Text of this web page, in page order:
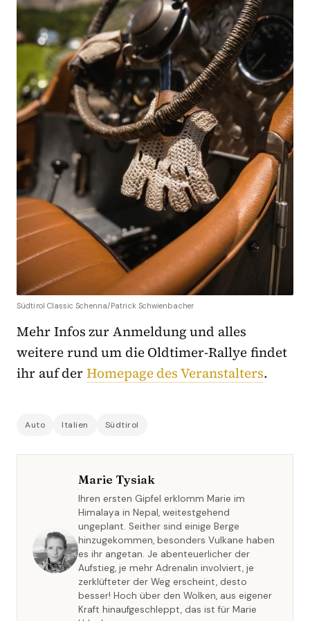
Südtirol Classic Schenna/Patrick Schwienbacher
Mehr Infos zur Anmeldung und alles
weitere rund um die Oldtimer-Rallye findet
ihr auf derHomepage des Veranstalters.
Auto Italien Südtirol
Marie Tysiak
Ihren ersten Gipfel erklomm Marie im
Himalaya in Nepal, weitestgehend
ungeplant. Seither sind einige Berge
hinzugekommen, besonders Vulkane haben
es ihr angetan. Je abenteuerlicher der
Aufstieg, je mehr Adrenalin involviert, je
zerklüfteter der Weg erscheint, desto
besser! Hoch über den Wolken, aus eigener
Kraft hinaufgeschleppt, das ist für Marie